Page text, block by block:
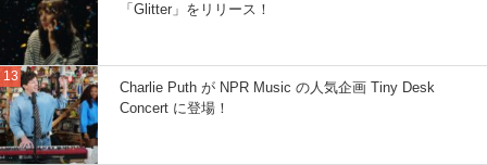
「Glitter」をリリース！
Charlie Puth が NPR Music の人気企画 Tiny Desk
Concert に登場！